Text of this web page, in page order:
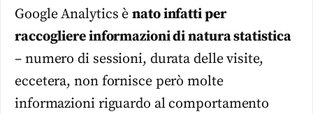
Google Analytics ènato infatti per
raccogliere informazioni di natura statistica
– numero di sessioni, durata delle visite,
eccetera, non fornisce però molte
informazioni riguardo al comportamento